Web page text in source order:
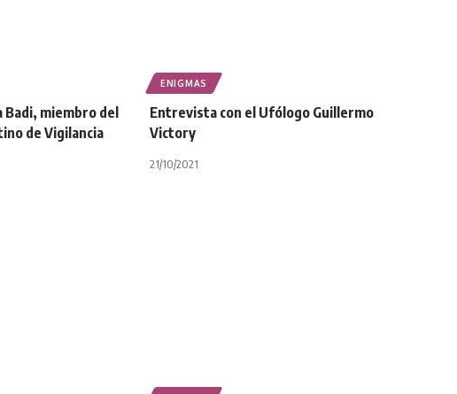
miembro del
de Vigilancia
ENIGMAS
Entrevista con el Ufólogo Guillermo
Victory
21/10/2021